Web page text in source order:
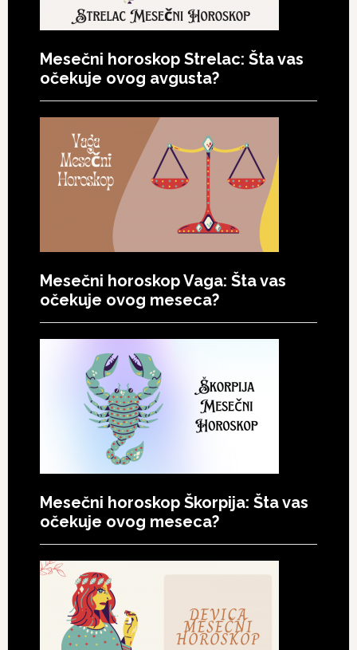
Mesečni horoskop Strelac: Šta vas
očekuje ovog avgusta?
Mesečni horoskop Vaga: Šta vas
očekuje ovog meseca?
Mesečni horoskop Škorpija: Šta vas
očekuje ovog meseca?